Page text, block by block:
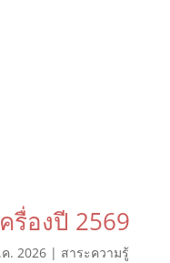
รื่องปี 2569
. 2026 | สาระความรู้